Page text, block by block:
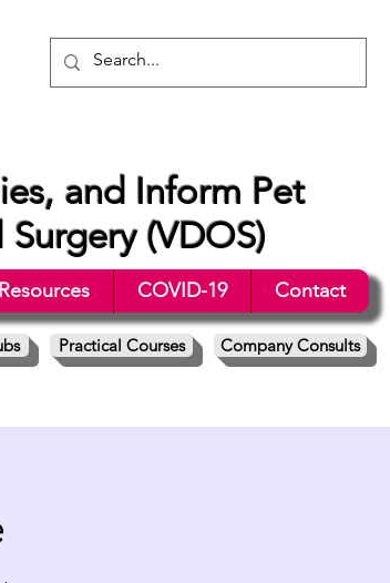
and Inform Pet
(VDOS)
Resources COVID-19 Contact
Practical Courses Company Consults